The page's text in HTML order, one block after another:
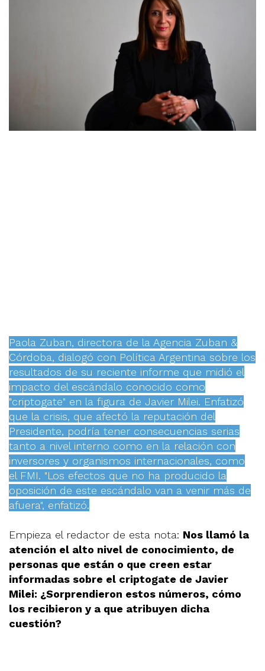
Paola Zuban, directora de la Agencia Zuban &
Córdoba, dialogó con Política Argentina sobre los
resultados de su reciente informe que midió el
impacto del escándalo conocido como
"criptogate" en la figura de Javier Milei. Enfatizó
que la crisis, que afectó la reputación del
Presidente, podría tener consecuencias serias
tanto a nivel interno como en la relación con
inversores y organismos internacionales, como
el FMI. "Los efectos que no ha producido la
oposición de este escándalo van a venir más de
afuera", enfatizó.
Empieza el redactor de esta nota: Nos llamó la
atención el alto nivel de conocimiento, de
personas que están o que creen estar
informadas sobre el criptogate de Javier
Milei: ¿Sorprendieron estos números, cómo
los recibieron y a que atribuyen dicha
cuestión?